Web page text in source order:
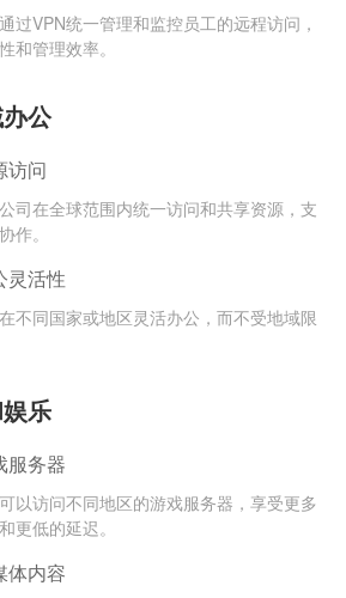
过VPN统一管理和监控员工的远程访问，
和管理效率。
公
访问
司在全球范围内统一访问和共享资源，支
作。
灵活性
不同国家或地区灵活办公，而不受地域限
乐
服务器
以访问不同地区的游戏服务器，享受更多
更低的延迟。
体内容